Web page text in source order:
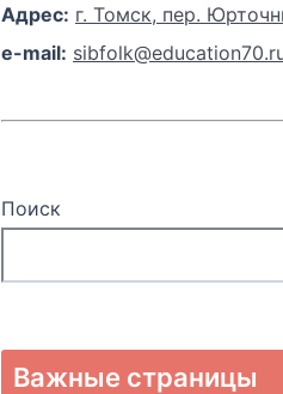
Адрес: г. Томск, пер.
e-mail:
Поиск
Важные страницы